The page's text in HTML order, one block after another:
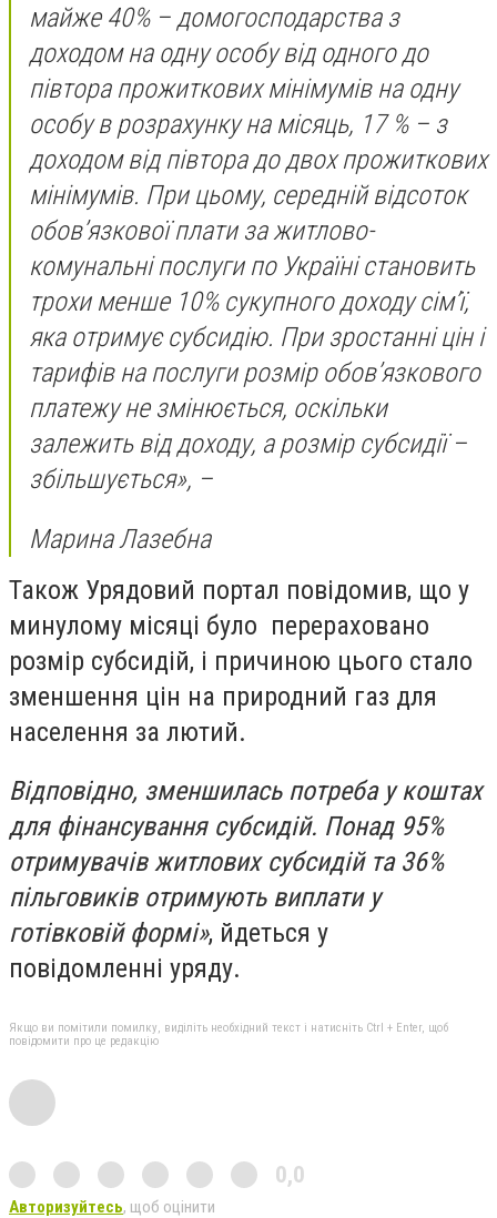
майже 40% – домогосподарства з
доходом на одну особу від одного до
півтора прожиткових мінімумів на одну
особу в розрахунку на місяць, 17 % – з
доходом від півтора до двох прожиткових
мінімумів. При цьому, середній відсоток
обов’язкової плати за житлово-
комунальні послуги по Україні становить
трохи менше 10% сукупного доходу сім’ї,
яка отримує субсидію. При зростанні цін і
тарифів на послуги розмір обов’язкового
платежу не змінюється, оскільки
залежить від доходу, а розмір субсидії –
збільшується», –
Марина Лазебна
Також Урядовий портал повідомив, що у
минулому місяці було перераховано
розмір субсидій, і причиною цього стало
зменшення цін на природний газ для
населення за лютий.
Відповідно, зменшилась потреба у коштах
для фінансування субсидій. Понад 95%
отримувачів житлових субсидій та 36%
пільговиків отримують виплати у
готівковій формі», йдеться у
повідомленні уряду.
Якщо ви помітили помилку, виділіть необхідний текст і натисніть Ctrl + Enter, щоб
повідомити про це редакцію
0,0
Авторизуйтесь, щоб оцінити